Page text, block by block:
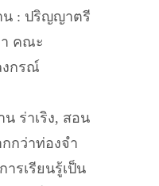
น : ปริญญาตรี
คณะ
งกรณ์
ร่าเริง, สอน
กว่าท่องจำ
ารเรียนรู้เป็น